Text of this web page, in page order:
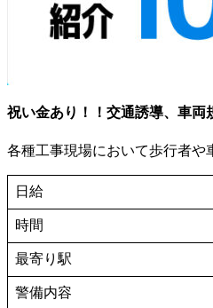
祝い金あり！！ 交通誘導、車両
各種工事現場において歩行者や
日給
時間
最寄り駅
警備内容